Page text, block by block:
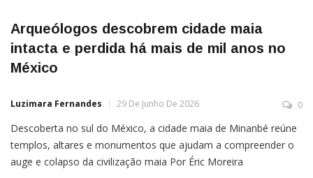
Arqueólogos descobrem cidade maia
intacta e perdida há mais de mil anos no
México
Luzimara Fernandes 29 De Junho De 2026 0
Descoberta no sul do México, a cidade maia de Minanbé reúne
templos, altares e monumentos que ajudam a compreender o
auge e colapso da civilização maia Por Éric Moreira